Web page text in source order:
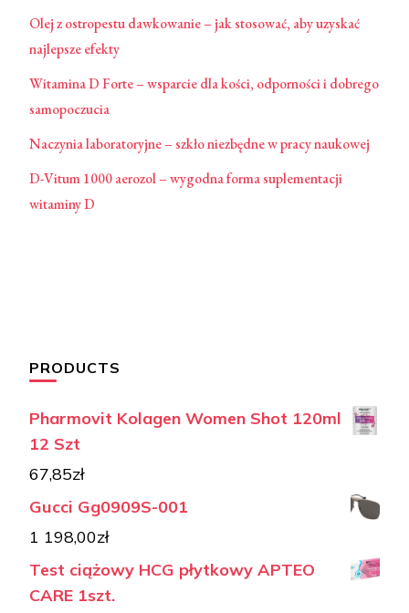
Olej z ostropestu dawkowanie – jak stosować, aby uzyskać
najlepsze efekty
Witamina D Forte – wsparcie dla kości, odporności i dobrego
samopoczucia
Naczynia laboratoryjne – szkło niezbędne w pracy naukowej
D-Vitum 1000 aerozol – wygodna forma suplementacji
witaminy D
PRODUCTS
Pharmovit Kolagen Women Shot 120ml
12 Szt
67,85zł
Gucci Gg0909S-001
1 198,00zł
Test ciążowy HCG płytkowy APTEO
CARE 1szt.